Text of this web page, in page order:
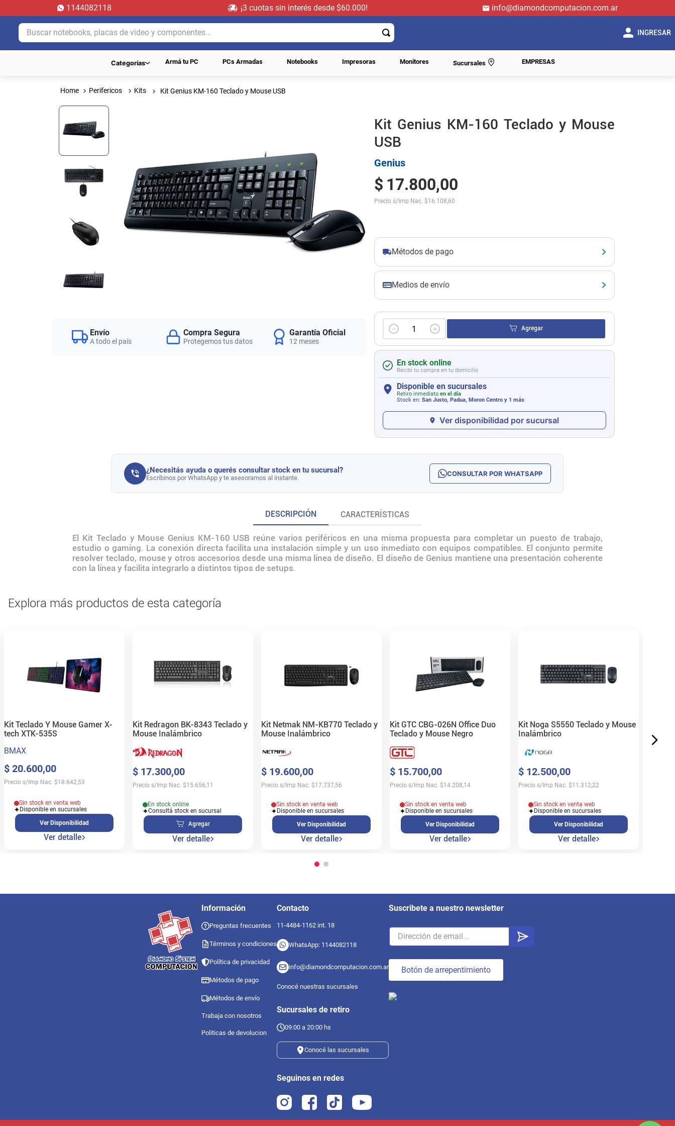
1144082118 ¡3 cuotas sin interés desde $60.000!
info@diamondcomputacion.com.ar
Buscar notebooks, placas de video y componentes...
INGRESAR
Categorías Armá tu PC PCs Armadas Notebooks Impresoras Monitores Sucursales EMPRESAS
Perifericos Kits Kit Genius KM-160 Teclado y Mouse USB
Envío
A todo el país
Compra Segura
Protegemos tus datos
Garantía Oficial
12 meses
Kit Genius KM-160 Teclado y Mouse
USB
Genius
$ 17.800,00
Precio s/Imp Nac. $16.108,60
Métodos de pago
Medios de envío
＋
－ Agregar
En stock online
Recibí tu compra en tu domicilio
Disponible en sucursales
Retiro inmediato en el día
Stock en: San Justo, Padua, Moron Centroy 1 más
Ver disponibilidad por sucursal
¿Necesitás ayuda o querés consultar stock en tu sucursal?
Escribinos por WhatsApp y te asesoramos al instante. CONSULTAR POR WHATSAPP
DESCRIPCIÓN CARACTERÍSTICAS
El Kit Teclado y Mouse Genius KM-160 USB reúne varios periféricos en una misma propuesta para completar un puesto de trabajo,
estudio o gaming. La conexión directa facilita una instalación simple y un uso inmediato con equipos compatibles. El conjunto permite
resolver teclado, mouse y otros accesorios desde una misma línea de diseño. El diseño de Genius mantiene una presentación coherente
con la línea y facilita integrarlo a distintos tipos de setups.
Explora más productos de esta categoría
Kit Teclado Y Mouse Gamer X-
tech XTK-535S
BMAX
$ 20.600,00
Precio s/Imp Nac. $18.642,53
Sin stock en venta web
Disponible en sucursales
Ver Disponibilidad
Ver detalle
Kit Redragon BK-8343 Teclado y
Mouse Inalámbrico
$ 17.300,00
Precio s/Imp Nac. $15.656,11
En stock online
Consultá stock en sucursal
Agregar
Ver detalle
Kit Netmak NM-KB770 Teclado y
Mouse Inalámbrico
$ 19.600,00
Precio s/Imp Nac. $17.737,56
Sin stock en venta web
Disponible en sucursales
Ver Disponibilidad
Ver detalle
Kit GTC CBG-026N Office Duo
Teclado y Mouse Negro
$ 15.700,00
Precio s/Imp Nac. $14.208,14
Sin stock en venta web
Disponible en sucursales
Ver Disponibilidad
Ver detalle
Kit Noga S5550 Teclado y Mouse
Inalámbrico
$ 12.500,00
Precio s/Imp Nac. $11.312,22
Sin stock en venta web
Disponible en sucursales
Ver Disponibilidad
Ver detalle
Información
Preguntas frecuentes
Términos y condiciones
Política de privacidad
Métodos de pago
Métodos de envío
Trabaja con nosotros
Politicas de devolucion
Contacto
11-4484-1162 int. 18
WhatsApp: 1144082118
info@diamondcomputacion.com.ar
Conocé nuestras sucursales
Sucursales de retiro
09:00 a 20:00 hs
Conocé las sucursales
Seguinos en redes
Suscribete a nuestro newsletter
Botón de arrepentimiento